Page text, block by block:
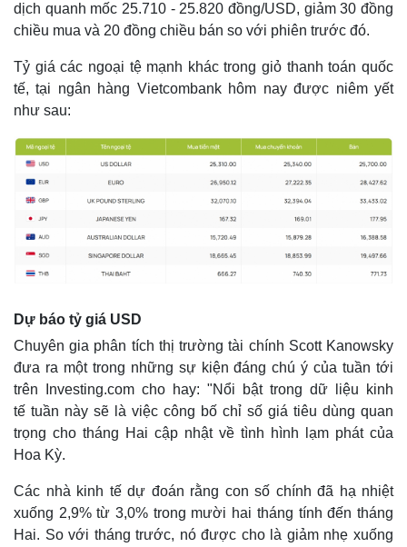
Bóng đá
Lịch thi đấu bóng đá
Thế giới thể thao
eSports
Hậu trường
Tư vấn
dịch quanh mốc 25.710 - 25.820 đồng/USD, giảm 30 đồng
chiều mua và 20 đồng chiều bán so với phiên trước đó.
Tỷ giá các ngoại tệ mạnh khác trong giỏ thanh toán quốc
tế, tại ngân hàng Vietcombank hôm nay được niêm yết
như sau:
Dự báo tỷ giá USD
Chuyên gia phân tích thị trường tài chính Scott Kanowsky
đưa ra một trong những sự kiện đáng chú ý của tuần tới
trên Investing.com cho hay: "Nổi bật trong dữ liệu kinh
tế tuần này sẽ là việc công bố chỉ số giá tiêu dùng quan
trọng cho tháng Hai cập nhật về tình hình lạm phát của
Hoa Kỳ.
Các nhà kinh tế dự đoán rằng con số chính đã hạ nhiệt
xuống 2,9% từ 3,0% trong mười hai tháng tính đến tháng
Hai. So với tháng trước, nó được cho là giảm nhẹ xuống